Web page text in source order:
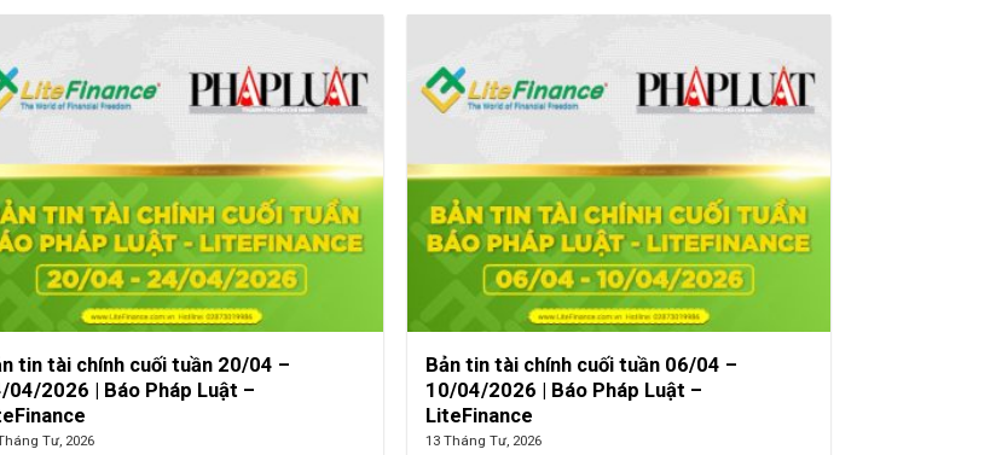
tin tài chính cuối tuần 20/04 –
04/2026 | Báo Pháp Luật –
Tư, 2026
Bản tin tài chính cuối tuần 06/04 –
10/04/2026 | Báo Pháp Luật –
LiteFinance
13 Tháng Tư, 2026